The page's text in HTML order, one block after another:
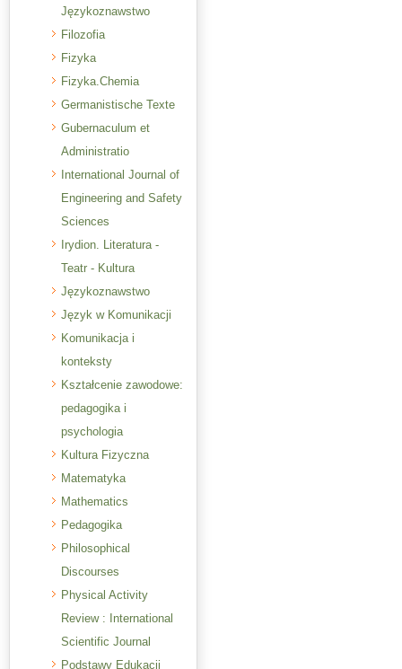
Językoznawstwo
Filozofia
Fizyka
Fizyka.Chemia
Germanistische Texte
Gubernaculum et
Administratio
International Journal of
Engineering and Safety
Sciences
Irydion. Literatura -
Teatr - Kultura
Językoznawstwo
Język w Komunikacji
Komunikacja i
konteksty
Kształcenie zawodowe:
pedagogika i
psychologia
Kultura Fizyczna
Matematyka
Mathematics
Pedagogika
Philosophical
Discourses
Physical Activity
Review : International
Scientific Journal
Podstawy Edukacji